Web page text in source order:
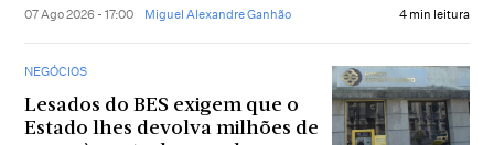
07 Ago 2026 - 17:00 Miguel Alexandre Ganhão 4 min leitura
NEGÓCIOS
Lesados do BES exigem que o
Estado lhes devolva milhões de